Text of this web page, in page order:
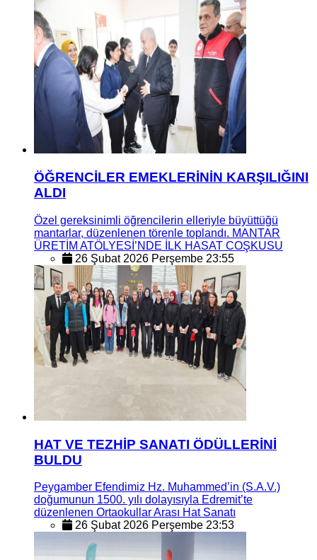
ÖĞRENCİLER EMEKLERİNİN KARŞILIĞINI
ALDI
Özel gereksinimli öğrencilerin elleriyle büyüttüğü
mantarlar, düzenlenen törenle toplandı. MANTAR
ÜRETİM ATÖLYESİ’NDE İLK HASAT COŞKUSU
26 Şubat 2026 Perşembe 23:55
HAT VE TEZHİP SANATI ÖDÜLLERİNİ
BULDU
Peygamber Efendimiz Hz. Muhammed’in (S.A.V.)
doğumunun 1500. yılı dolayısıyla Edremit’te
düzenlenen Ortaokullar Arası Hat Sanatı
26 Şubat 2026 Perşembe 23:53